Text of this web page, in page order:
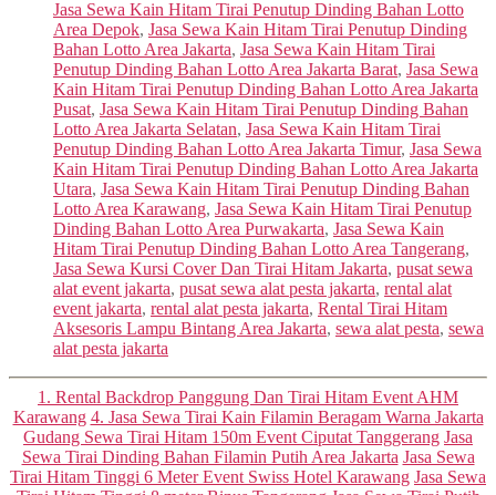
Jasa Sewa Kain Hitam Tirai Penutup Dinding Bahan Lotto
Area Depok, Jasa Sewa Kain Hitam Tirai Penutup Dinding
Bahan Lotto Area Jakarta, Jasa Sewa Kain Hitam Tirai
Penutup Dinding Bahan Lotto Area Jakarta Barat, Jasa Sewa
Kain Hitam Tirai Penutup Dinding Bahan Lotto Area Jakarta
Pusat, Jasa Sewa Kain Hitam Tirai Penutup Dinding Bahan
Lotto Area Jakarta Selatan, Jasa Sewa Kain Hitam Tirai
Penutup Dinding Bahan Lotto Area Jakarta Timur, Jasa Sewa
Kain Hitam Tirai Penutup Dinding Bahan Lotto Area Jakarta
Utara, Jasa Sewa Kain Hitam Tirai Penutup Dinding Bahan
Lotto Area Karawang, Jasa Sewa Kain Hitam Tirai Penutup
Dinding Bahan Lotto Area Purwakarta, Jasa Sewa Kain
Hitam Tirai Penutup Dinding Bahan Lotto Area Tangerang,
Jasa Sewa Kursi Cover Dan Tirai Hitam Jakarta, pusat sewa
alat event jakarta, pusat sewa alat pesta jakarta, rental alat
event jakarta, rental alat pesta jakarta, Rental Tirai Hitam
Aksesoris Lampu Bintang Area Jakarta, sewa alat pesta, sewa
alat pesta jakarta
Categories
1. Rental Backdrop Panggung Dan Tirai Hitam Event AHM
Karawang 4. Jasa Sewa Tirai Kain Filamin Beragam Warna Jakarta
Gudang Sewa Tirai Hitam 150m Event Ciputat Tanggerang Jasa
Sewa Tirai Dinding Bahan Filamin Putih Area Jakarta Jasa Sewa
Tirai Hitam Tinggi 6 Meter Event Swiss Hotel Karawang Jasa Sewa